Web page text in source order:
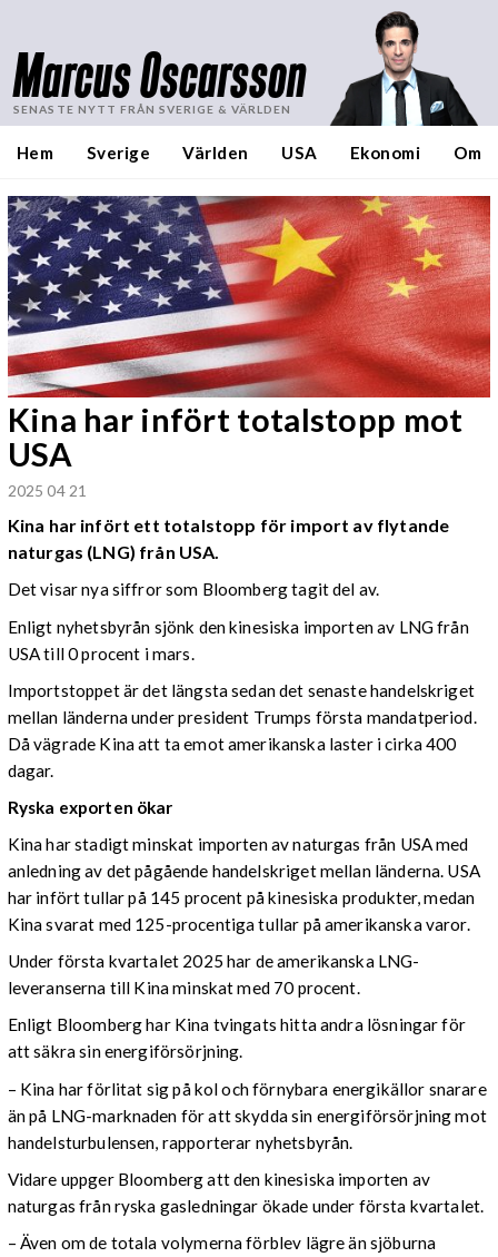
Marcus Oscarsson
SENASTE NYTT FRÅN SVERIGE & VÄRLDEN
Hem Sverige Världen USA Ekonomi Om
Kina har infört totalstopp mot
USA
2025 04 21
Kina har infört ett totalstopp för import av flytande
naturgas (LNG) från USA.
Det visar nya siffror som Bloomberg tagit del av.
Enligt nyhetsbyrån sjönk den kinesiska importen av LNG från
USA till 0 procent i mars.
Importstoppet är det längsta sedan det senaste handelskriget
mellan länderna under president Trumps första mandatperiod.
Då vägrade Kina att ta emot amerikanska laster i cirka 400
dagar.
Ryska exporten ökar
Kina har stadigt minskat importen av naturgas från USA med
anledning av det pågående handelskriget mellan länderna. USA
har infört tullar på 145 procent på kinesiska produkter, medan
Kina svarat med 125-procentiga tullar på amerikanska varor.
Under första kvartalet 2025 har de amerikanska LNG-
leveranserna till Kina minskat med 70 procent.
Enligt Bloomberg har Kina tvingats hitta andra lösningar för
att säkra sin energiförsörjning.
– Kina har förlitat sig på kol och förnybara energikällor snarare
än på LNG-marknaden för att skydda sin energiförsörjning mot
handelsturbulensen, rapporterar nyhetsbyrån.
Vidare uppger Bloomberg att den kinesiska importen av
naturgas från ryska gasledningar ökade under första kvartalet.
– Även om de totala volymerna förblev lägre än sjöburna